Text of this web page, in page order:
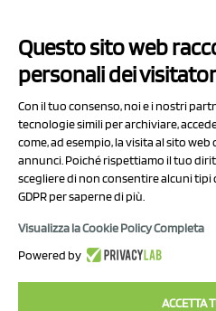
Via Prov.le
41057
P.I/C.F.
REA: MO
Capitale sociale
Questo sito web
personali dei
Con il tuo consenso, noi e i nostri
tecnologie simili per archiviare,
come, ad esempio, la visita al sito
annunci. Poiché rispettiamo il tuo
scegliere di non consentire alcuni tipi
GDPR per saperne di più.
Visualizza la Cookie Policy Completa
Powered by
ACCETTA